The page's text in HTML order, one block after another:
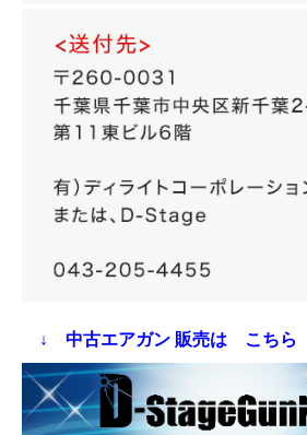
↓ 中古エアガン 販売は こち